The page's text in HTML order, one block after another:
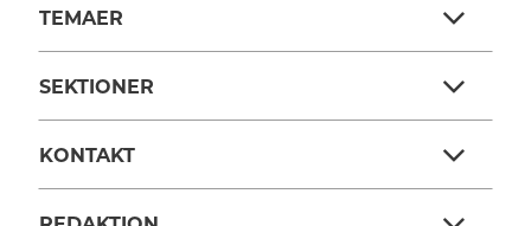
TEMAER
SEKTIONER
KONTAKT